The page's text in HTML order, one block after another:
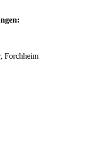
Forchheim